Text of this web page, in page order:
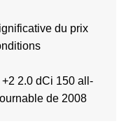
du prix
2.0 dCi 150 all-
de 2008